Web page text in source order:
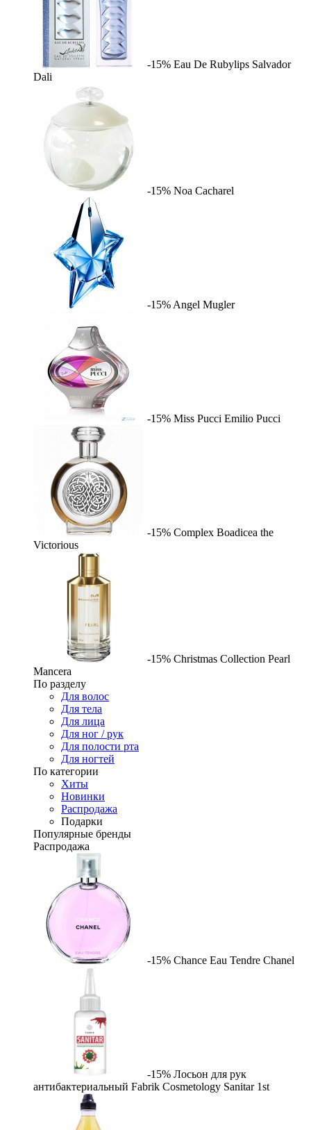
-15% Eau De Rubylips Salvador
Dali
-15% Noa Cacharel
-15% Angel Mugler
-15% Miss Pucci Emilio Pucci
-15% Complex Boadicea the
Victorious
-15% Christmas Collection Pearl
Mancera
По разделу
Для волос
Для тела
Для лица
Для ног / рук
Для полости рта
Для ногтей
По категории
Хиты
Новинки
Распродажа
Подарки
Популярные бренды
Распродажа
-15% Chance Eau Tendre Chanel
-15% Лосьон для рук
антибактериальный Fabrik Cosmetology Sanitar 1st